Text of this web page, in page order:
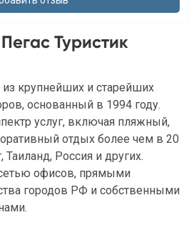
Туристик
из крупнейших и старейших
основанный в 1994 году.
услуг, включая пляжный,
отдых более чем в 20
Таиланд, Россия и других.
офисов, прямыми
городов РФ и собственными